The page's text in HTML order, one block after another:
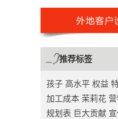
推荐标签
孩子 高水平 权益
加工成本 茉莉花
规划表 巨大贡献